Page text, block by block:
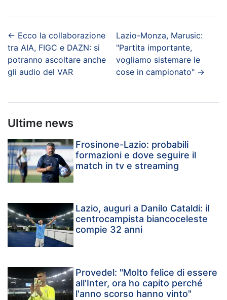
← Ecco la collaborazione
tra AIA, FIGC e DAZN: si
potranno ascoltare anche
gli audio del VAR
Lazio-Monza, Marusic:
"Partita importante,
vogliamo sistemare le
cose in campionato" →
Ultime news
Frosinone-Lazio: probabili
formazioni e dove seguire il
match in tv e streaming
Lazio, auguri a Danilo Cataldi: il
centrocampista biancoceleste
compie 32 anni
Provedel: "Molto felice di essere
all'Inter, ora ho capito perché
l'anno scorso hanno vinto"